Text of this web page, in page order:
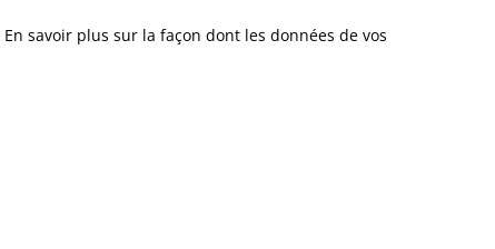
En savoir plus sur la façon dont les données de vos